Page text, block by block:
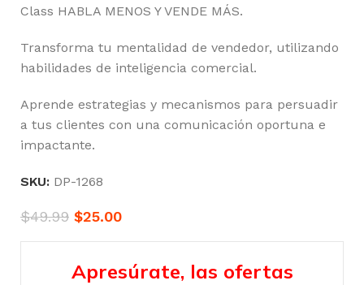
Class HABLA MENOS Y VENDE MÁS.
Transforma tu mentalidad de vendedor, utilizando
habilidades de inteligencia comercial.
Aprende estrategias y mecanismos para persuadir
a tus clientes con una comunicación oportuna e
impactante.
SKU: DP-1268
$49.99 $25.00
Apresúrate, las ofertas